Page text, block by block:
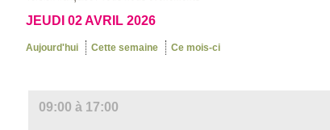
JEUDI 02 AVRIL 2026
Aujourd'hui Cette semaine Ce mois-ci
09:00 à 17:00